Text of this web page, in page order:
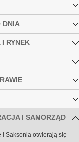
DNIA
I RYNEK
I SAMORZĄD
i Saksonia otwierają się